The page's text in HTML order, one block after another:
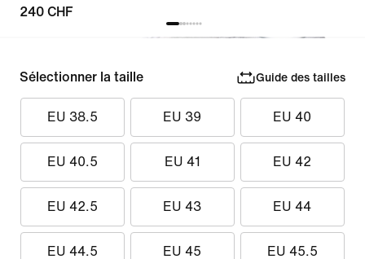
240 CHF
Sélectionner la taille Guide des tailles
EU 38.5 EU 39 EU 40
EU 40.5 EU 41 EU 42
EU 42.5 EU 43 EU 44
EU 44.5 EU 45 EU 45.5